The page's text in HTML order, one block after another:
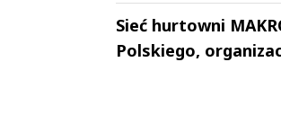
Sieć hurtowni
Polskiego,
Andrzej i Marta